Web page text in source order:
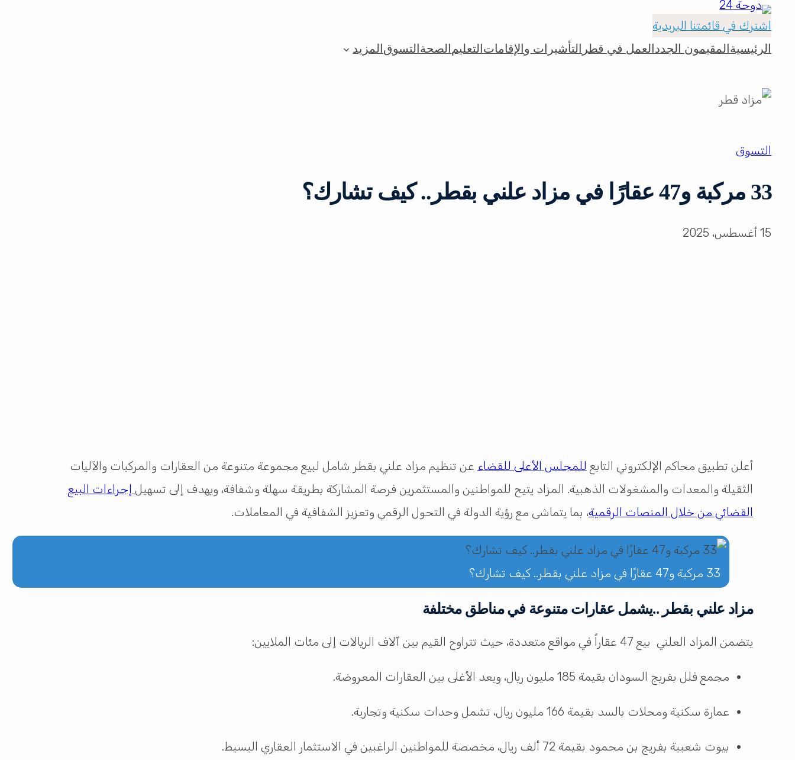
اشترك في قائمتنا البريدية
الرئيسية المقيمون الجدد العمل في قطر التأشيرات والإقامات التعليم الصحة التسوق المزيد
التسوق
33 مركبة و47 عقارًا في مزاد علني بقطر.. كيف تشارك؟
15 أغسطس، 2025
أعلن تطبيق محاكم الإلكتروني التابع للمجلس الأعلى للقضاء عن تنظيم مزاد علني بقطر شامل لبيع مجموعة متنوعة من العقارات والمركبات والآليات
الثقيلة والمعدات والمشغولات الذهبية. المزاد يتيح للمواطنين والمستثمرين فرصة المشاركة بطريقة سهلة وشفافة، ويهدف إلى تسهيل إجراءات البيع
القضائي من خلال المنصات الرقمية، بما يتماشى مع رؤية الدولة في التحول الرقمي وتعزيز الشفافية في المعاملات.
33 مركبة و47 عقارًا في مزاد علني بقطر.. كيف تشارك؟
مزاد علني بقطر ..يشمل عقارات متنوعة في مناطق مختلفة
يتضمن المزاد العلني بيع 47 عقاراً في مواقع متعددة، حيث تتراوح القيم بين آلاف الريالات إلى مئات الملايين:
مجمع فلل بفريج السودان بقيمة 185 مليون ريال، ويعد الأغلى بين العقارات المعروضة.
عمارة سكنية ومحلات بالسد بقيمة 166 مليون ريال، تشمل وحدات سكنية وتجارية.
بيوت شعبية بفريج بن محمود بقيمة 72 ألف ريال، مخصصة للمواطنين الراغبين في الاستثمار العقاري البسيط.